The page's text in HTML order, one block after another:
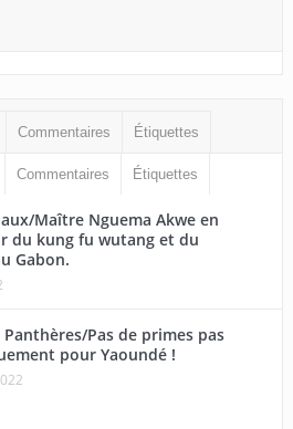
Commentaires Étiquettes
Commentaires Étiquettes
Maître Nguema Akwe en
du kung fu wutang et du
Gabon.
Panthères/Pas de primes pas
pour Yaoundé !